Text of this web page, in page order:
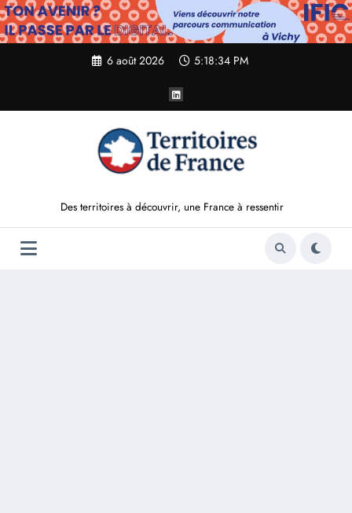
Aller
au
contenu
6 août 2026 5:18:35 PM
Des territoires à découvrir, une France à ressentir